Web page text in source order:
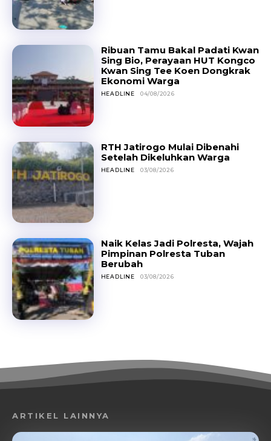
Ribuan Tamu Bakal Padati Kwan
Sing Bio, Perayaan HUT Kongco
Kwan Sing Tee Koen Dongkrak
Ekonomi Warga
HEADLINE 04/08/2026
RTH Jatirogo Mulai Dibenahi
Setelah Dikeluhkan Warga
HEADLINE 03/08/2026
Naik Kelas Jadi Polresta, Wajah
Pimpinan Polresta Tuban
Berubah
HEADLINE 03/08/2026
ARTIKEL LAINNYA